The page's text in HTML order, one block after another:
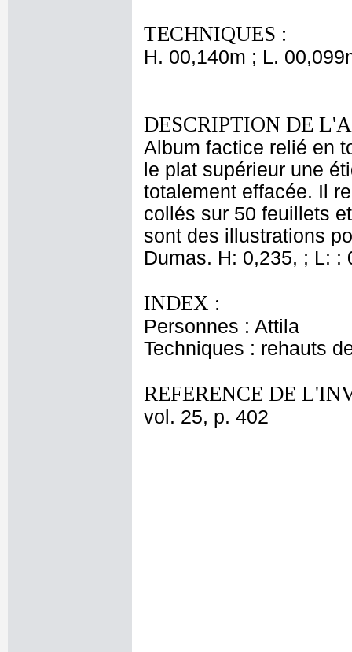
TECHNIQUES :
H. 00,140m ; L.
DESCRIPTION DE
Album factice relié en
le plat supérieur une
totalement effacée. Il
collés sur 50 feuillets
sont des illustrations
Dumas. H: 0,235, ; L: :
INDEX :
Personnes : Attila
Techniques : rehauts
REFERENCE DE
vol. 25, p. 402